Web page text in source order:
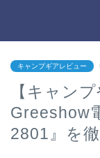
キャンプギアレビュー
【キャン
Greeshow
2801』を